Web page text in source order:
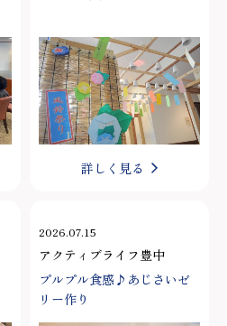
詳しく見る
2026.07.15
アクティブライフ豊中
プルプル食感♪あじさいゼ
リー作り